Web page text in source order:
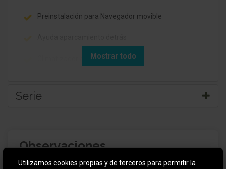
Preinstalación para Navegador movible
Climatizador automático
Asiento trasero (3 Asientos)
Llantas de aleación 6x15 (Y-Design)
Rueda de repuesto de emergencia
Mostrar todo
Serie
Retrovisor exterior regulable eléctricamente y
Observaciones
Utilizamos cookies propias y de terceros para permitir la